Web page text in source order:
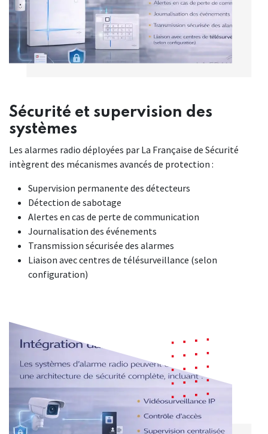
Sécurité et supervision des
systèmes
Les alarmes radio déployées par La Française de Sécurité
intègrent des mécanismes avancés de protection :
Supervision permanente des détecteurs
Détection de sabotage
Alertes en cas de perte de communication
Journalisation des événements
Transmission sécurisée des alarmes
Liaison avec centres de télésurveillance (selon
configuration)